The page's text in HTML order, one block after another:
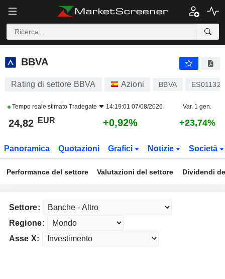
BBVA
BBVA
Rating di settore BBVA Azioni BBVA
Tempo reale stimato Tradegate 14:19:01 07/08/2026 Var. 1 gen.
24,82 EUR +0,92% +23,74%
Panoramica Quotazioni Grafici Notizie Società
Performance del settore Valutazioni del settore Dividendi
Settore:
Regione:
Asse X: